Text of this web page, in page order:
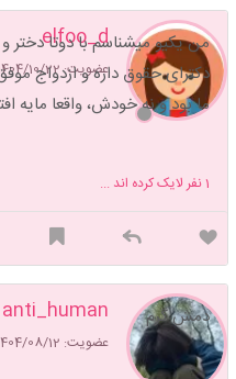
elfoo_d
عضویت: 1404/10/22
من یکیو میشناسم با دوتا دختر
دکترای حقوق داره و ازدواج
ما بود و نه خودش، واقعا مایه
1نفر لایک کرده اند ...
anti_human
عضویت: 1404/08/12
دمش گرم